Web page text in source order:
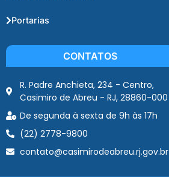
Portarias
CONTATOS
R. Padre Anchieta, 234 - Centro,
Casimiro de Abreu - RJ, 28860-000
De segunda à sexta de 9h às 17h
(22) 2778-9800
contato@casimirodeabreu.rj.gov.br